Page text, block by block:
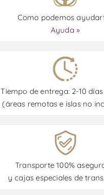
Como podemos
Ayuda »
Tiempo de entrega: 2-10
(áreas remotas e islas no
Transporte 100%
y cajas especiales de